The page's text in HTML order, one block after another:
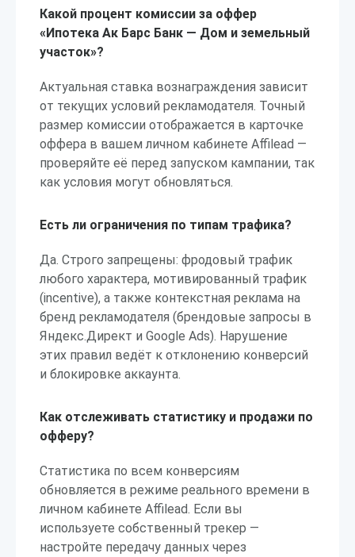
Какой процент комиссии за оффер
«Ипотека Ак Барс Банк — Дом и земельный
участок»?
Актуальная ставка вознаграждения зависит
от текущих условий рекламодателя. Точный
размер комиссии отображается в карточке
оффера в вашем личном кабинете Affilead —
проверяйте её перед запуском кампании, так
как условия могут обновляться.
Есть ли ограничения по типам трафика?
Да. Строго запрещены: фродовый трафик
любого характера, мотивированный трафик
(incentive), а также контекстная реклама на
бренд рекламодателя (брендовые запросы в
Яндекс.Директ и Google Ads). Нарушение
этих правил ведёт к отклонению конверсий
и блокировке аккаунта.
Как отслеживать статистику и продажи по
офферу?
Статистика по всем конверсиям
обновляется в режиме реального времени в
личном кабинете Affilead. Если вы
используете собственный трекер —
настройте передачу данных через